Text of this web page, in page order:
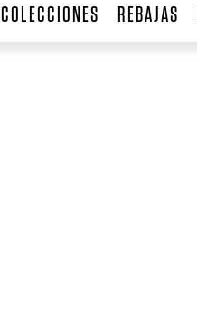
COLECCIONES REBAJAS